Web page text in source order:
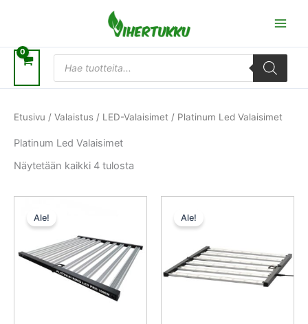
Products
search
Etusivu / Valaistus / LED-Valaisimet / Platinum Led Valaisimet
Platinum Led Valaisimet
Näytetään kaikki 4 tulosta
Ale!
799,00 €.
Ale!